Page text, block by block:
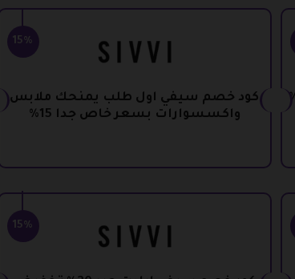
15%
كود خصم سيفي اول طلب يمنحك ملابس
واكسسوارات بسعر خاص جدا 15%
15%